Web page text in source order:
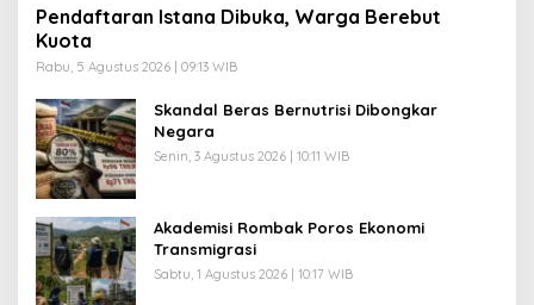
Pendaftaran Istana Dibuka, Warga Berebut
Kuota
Rabu, 5 Agustus 2026 | 09:13 WIB
Skandal Beras Bernutrisi Dibongkar
Negara
Senin, 3 Agustus 2026 | 10:11 WIB
Akademisi Rombak Poros Ekonomi
Transmigrasi
Sabtu, 1 Agustus 2026 | 10:17 WIB